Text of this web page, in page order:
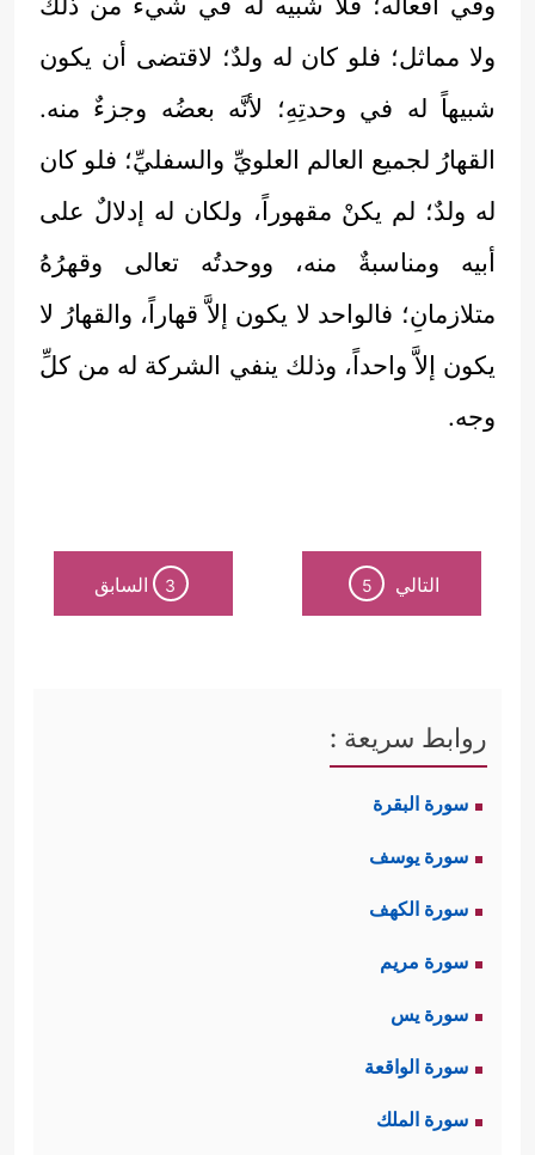
ولا مماثل؛ فلو كان له ولدٌ؛ لاقتضى أن يكون
شبيهاً له في وحدتِهِ؛ لأنَّه بعضُه وجزءٌ منه.
القهارُ لجميع العالم العلويِّ والسفليِّ؛ فلو كان
له ولدٌ؛ لم يكنْ مقهوراً، ولكان له إدلالٌ على
أبيه ومناسبةٌ منه، ووحدتُه تعالى وقهرُهُ
متلازمانِ؛ فالواحد لا يكون إلاَّ قهاراً، والقهارُ لا
يكون إلاَّ واحداً، وذلك ينفي الشركة له من كلِّ
وجه.
التالي 5
3 السابق
روابط سريعة :
سورة البقرة
سورة يوسف
سورة الكهف
سورة مريم
سورة يس
سورة الواقعة
سورة الملك